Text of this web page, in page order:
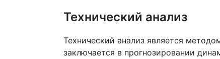
Технический анализ
Технический анализ является
заключается в прогнозировании